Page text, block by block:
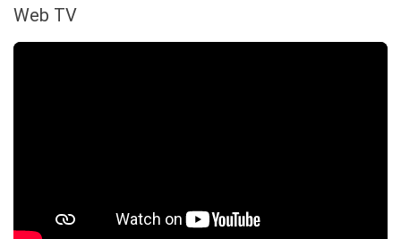
Web TV